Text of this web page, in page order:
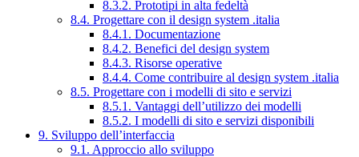
8.3.2. Prototipi in alta fedeltà
8.4. Progettare con il design system .italia
8.4.1. Documentazione
8.4.2. Benefici del design system
8.4.3. Risorse operative
8.4.4. Come contribuire al design system .italia
8.5. Progettare con i modelli di sito e servizi
8.5.1. Vantaggi dell’utilizzo dei modelli
8.5.2. I modelli di sito e servizi disponibili
9. Sviluppo dell’interfaccia
9.1. Approccio allo sviluppo